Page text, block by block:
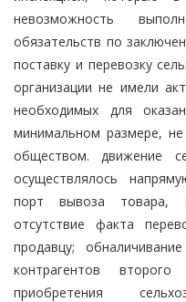
невозможность
обязательств по
поставку и перевозку
организации не имели
необходимых для
минимальном размере,
обществом. движение
осуществлялось
порт вывоза товара,
отсутствие факта
продавцу;
контрагентов
приобретения